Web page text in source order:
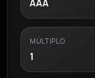
AAA
MÚLTIPLO
1